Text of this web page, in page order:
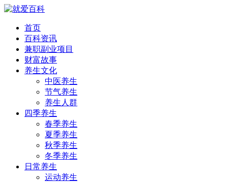
首页
百科资讯
兼职副业项目
财富故事
养生文化
中医养生
节气养生
养生人群
四季养生
春季养生
夏季养生
秋季养生
冬季养生
日常养生
运动养生